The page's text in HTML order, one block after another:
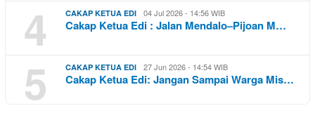
4 CAKAP KETUA EDI 04 Jul 2026 - 14:56 WIB
Cakap Ketua Edi : Jalan Mendalo–Pijoan M…
5 CAKAP KETUA EDI 27 Jun 2026 - 14:54 WIB
Cakap Ketua Edi: Jangan Sampai Warga Mis…